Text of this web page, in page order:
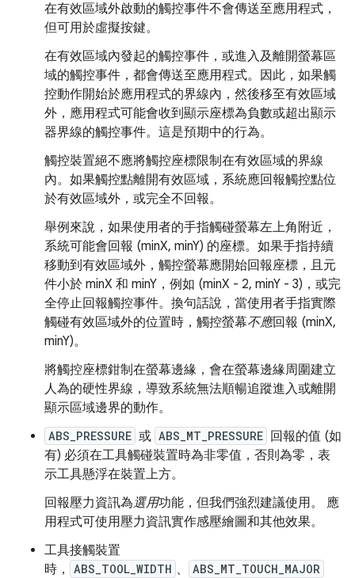
在有效區域外啟動的觸控事件不會傳送至應用程式，
但可用於虛擬按鍵。
在有效區域內發起的觸控事件，或進入及離開螢幕區
域的觸控事件，都會傳送至應用程式。因此，如果觸
控動作開始於應用程式的界線內，然後移至有效區域
外，應用程式可能會收到顯示座標為負數或超出顯示
器界線的觸控事件。這是預期中的行為。
觸控裝置絕不應將觸控座標限制在有效區域的界線
內。如果觸控點離開有效區域，系統應回報觸控點位
於有效區域外，或完全不回報。
舉例來說，如果使用者的手指觸碰螢幕左上角附近，
系統可能會回報 (minX, minY) 的座標。如果手指持續
移動到有效區域外，觸控螢幕應開始回報座標，且元
件小於 minX 和 minY，例如 (minX - 2, minY - 3)，或完
全停止回報觸控事件。換句話說，當使用者手指實際
觸碰有效區域外的位置時，觸控螢幕不應回報 (minX,
minY)。
將觸控座標鉗制在螢幕邊緣，會在螢幕邊緣周圍建立
人為的硬性界線，導致系統無法順暢追蹤進入或離開
顯示區域邊界的動作。
ABS_PRESSURE 或 ABS_MT_PRESSURE 回報的值 (如
有) 必須在工具觸碰裝置時為非零值，否則為零，表
示工具懸浮在裝置上方。
回報壓力資訊為選用功能，但我們強烈建議使用。 應
用程式可使用壓力資訊實作感壓繪圖和其他效果。
工具接觸裝置
時，
ABS_TOOL_WIDTH 、 ABS_MT_TOUCH_MAJOR